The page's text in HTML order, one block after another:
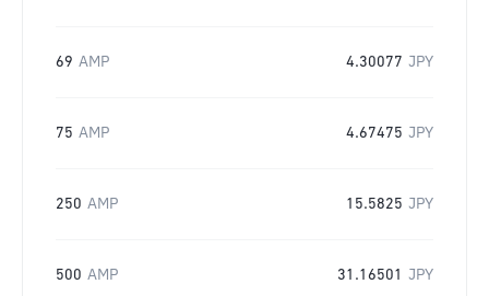
69 AMP 4.30077 JPY
75 AMP 4.67475 JPY
250 AMP 15.5825 JPY
500 AMP 31.16501 JPY